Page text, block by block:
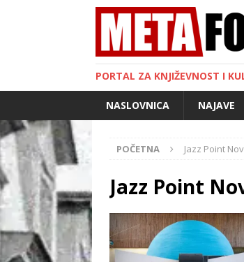
PORTAL ZA KNJIŽEVNOST I
NASLOVNICA NAJAVE
POČETNA Jazz Point
Jazz Point